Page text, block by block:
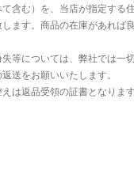
ーム
含む）を、当店が指定する
ます。商品の在庫があれば
失等については、弊社では一
送をお願いいたします。
えは返品受領の証書となりま